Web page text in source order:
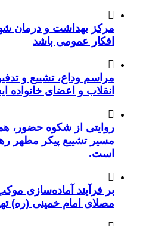
مرکز بهداشت و درمان
افکار عمومی باشد
مراسم وداع، تشییع و
انقلاب و اعضای خانواده
روایتی از شکوه حضور،
مسیر تشییع پیکر مطهر
است.
بر فرآیند آماده‌سازی
مصلای امام خمینی (ره)